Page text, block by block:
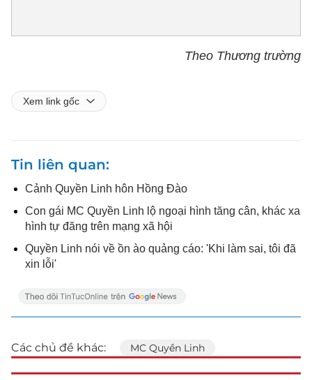
Theo Thương trường
Xem link gốc
Tin liên quan
Cảnh Quyền Linh hôn Hồng Đào
Con gái MC Quyền Linh lộ ngoại hình tăng cân, khác xa
hình tự đăng trên mạng xã hội
Quyền Linh nói về ồn ào quảng cáo: 'Khi làm sai, tôi đã
xin lỗi'
Các chủ đề khác: MC Quyền Linh